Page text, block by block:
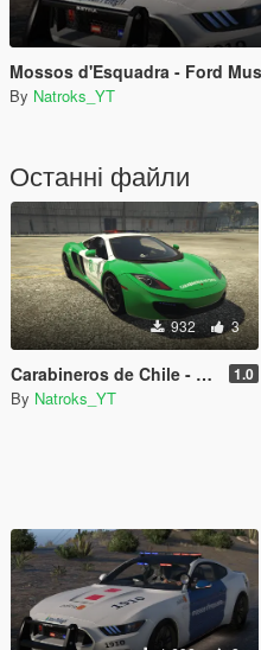
Mossos d'Esquadra - Ford
By Natroks_YT
Останні файли
932 3
Carabineros de Chile - McLaren MP4 [ Police Template ] 1.0
By Natroks_YT